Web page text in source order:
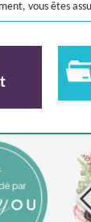
vous êtes